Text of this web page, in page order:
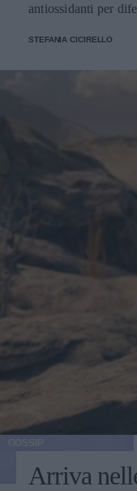
antiossidanti per
STEFANIA CICIRELLO
Arriva